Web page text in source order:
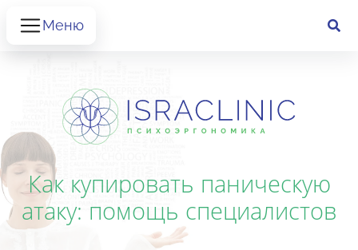
Меню
Как купировать паническую
атаку: помощь специалистов